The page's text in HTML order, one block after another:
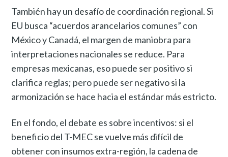
También hay un desafío de coordinación regional. Si
EU busca “acuerdos arancelarios comunes” con
México y Canadá, el margen de maniobra para
interpretaciones nacionales se reduce. Para
empresas mexicanas, eso puede ser positivo si
clarifica reglas; pero puede ser negativo si la
armonización se hace hacia el estándar más estricto.
En el fondo, el debate es sobre incentivos: si el
beneficio del T-MEC se vuelve más difícil de
obtener con insumos extra-región, la cadena de